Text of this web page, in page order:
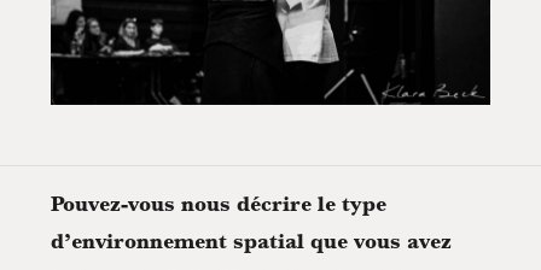
Pouvez-vous nous décrire le type
d’environnement spatial que vous avez